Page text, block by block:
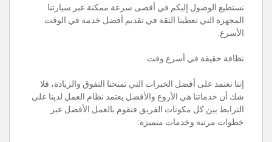
نستطيع الوصول إليكم في أقصى سرعة ممكنة عبر سيارتنا
المجهزة التي تعطينا الثقة في تقديم أفضل خدمة في الوقت
الأسرع.
نظافة حقيقة في أسرع وقت
إننا نعتمد على أفضل الخبرات التي تمنحنا التفوق والريادة، فلا
شك أن خدماتنا هي الأروع والأفضل يعتمد نظام العمل لدينا على
الترابط بين كل مكونات الفريق فنقوم بالعمل الأفضل عبر
خطوات مرتبة وخدمات متميزة: